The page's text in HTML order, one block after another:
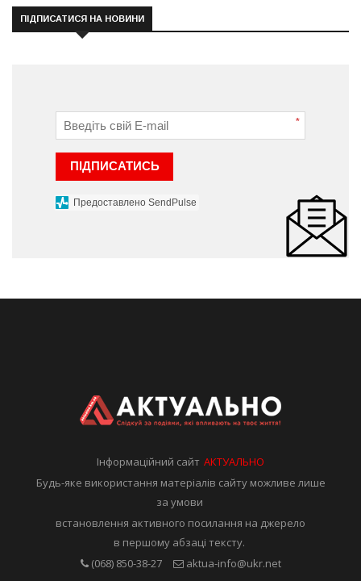
ПІДПИСАТИСЯ НА НОВИНИ
*
ПІДПИСАТИСЬ
Предоставлено SendPulse
Інформаційний сайтАКТУАЛЬНО
Будь-яке використання матеріалів сайту можливе лише
за умови
встановлення активного посилання на джерело
в першому абзаці тексту.
(068) 850-38-27
aktua-info@ukr.net